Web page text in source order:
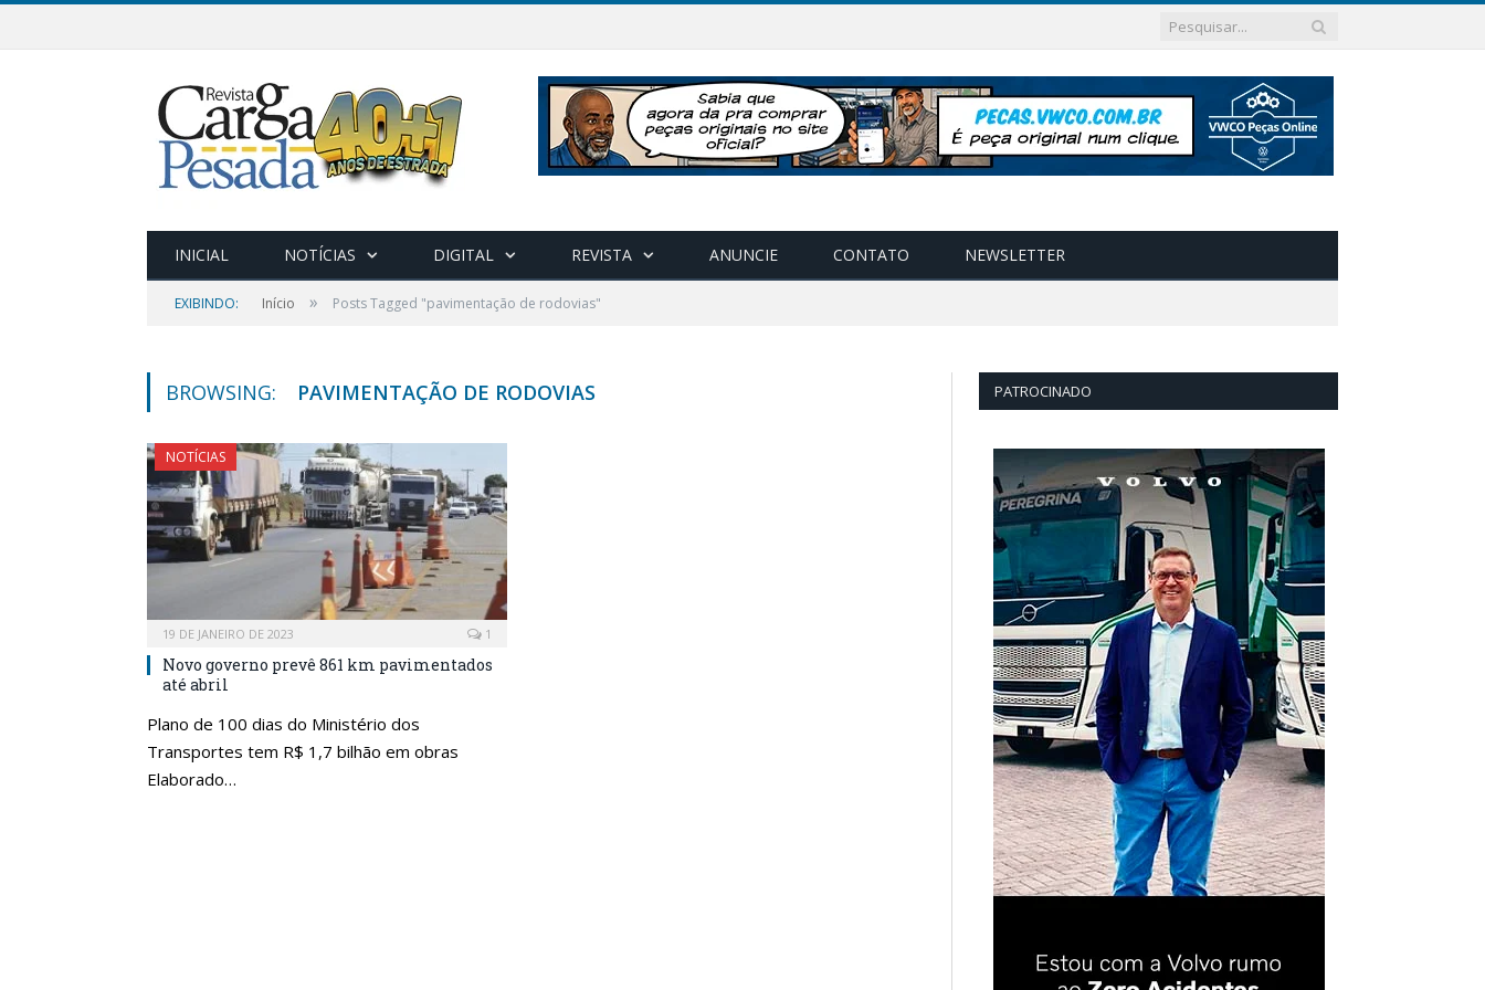
INICIAL NOTÍCIAS DIGITAL REVISTA ANUNCIE CONTATO NEWSLETTER
EXIBINDO: Início » Posts Tagged "pavimentação de rodovias"
BROWSING: PAVIMENTAÇÃO DE RODOVIAS
NOTÍCIAS
19 DE JANEIRO DE 2023 1
Novo governo prevê 861 km pavimentados
até abril
Plano de 100 dias do Ministério dos
Transportes tem R$ 1,7 bilhão em obras
Elaborado…
PATROCINADO